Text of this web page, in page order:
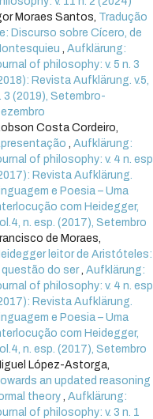
Moraes Santos, Tradução
Discurso sobre Cícero, de
,Aufklärung:
of philosophy: v. 5 n. 3
Revista Aufklärung. v.5,
3 (2019), Setembro-
Costa Cordeiro,
,Aufklärung:
of philosophy: v. 4 n. esp.
Revista Aufklärung.
e Poesia – Uma
com Heidegger,
n. esp. (2017), Setembro
de Moraes,
leitor de Aristóteles:
questão do ser ,Aufklärung:
of philosophy: v. 4 n. esp.
Revista Aufklärung.
e Poesia – Uma
com Heidegger,
n. esp. (2017), Setembro
López-Astorga,
an updated reasoning
theory ,Aufklärung:
of philosophy: v. 3 n. 1